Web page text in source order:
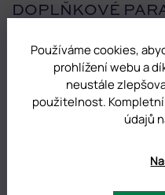
Používáme cookies,
prohlížení webu a
neustále
použitelnost.
údajů
DOPLŇKOVÉ
Kategorie: UV/
Hmotnost: 0.01 kg